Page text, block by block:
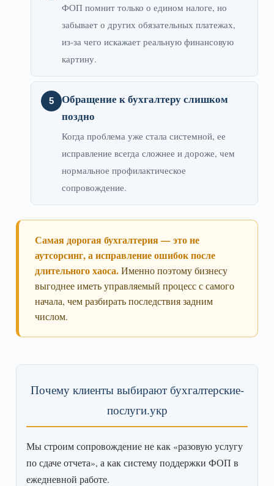
ФОП помнит только о едином налоге, но
забывает о других обязательных платежах,
из-за чего искажает реальную финансовую
картину.
Обращение к бухгалтеру слишком
поздно
Когда проблема уже стала системной, ее
исправление всегда сложнее и дороже, чем
нормальное профилактическое
сопровождение.
Самая дорогая бухгалтерия — это не
аутсорсинг, а исправление ошибок после
длительного хаоса. Именно поэтому бизнесу
выгоднее иметь управляемый процесс с самого
начала, чем разбирать последствия задним
числом.
Почему клиенты выбирают бухгалтерские-
послуги.укр
Мы строим сопровождение не как «разовую услугу
по сдаче отчета», а как систему поддержки ФОП в
ежедневной работе.